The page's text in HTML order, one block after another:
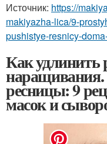
Источник: https://
makiyazha-lica/9-
pushistye-resnicy-
Как удлинить
наращивания.
ресницы: 9
масок и